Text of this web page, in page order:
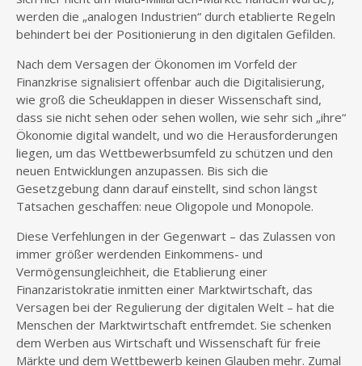
werden die „analogen Industrien“ durch etablierte Regeln
behindert bei der Positionierung in den digitalen Gefilden.
Nach dem Versagen der Ökonomen im Vorfeld der
Finanzkrise signalisiert offenbar auch die Digitalisierung,
wie groß die Scheuklappen in dieser Wissenschaft sind,
dass sie nicht sehen oder sehen wollen, wie sehr sich „ihre“
Ökonomie digital wandelt, und wo die Herausforderungen
liegen, um das Wettbewerbsumfeld zu schützen und den
neuen Entwicklungen anzupassen. Bis sich die
Gesetzgebung dann darauf einstellt, sind schon längst
Tatsachen geschaffen: neue Oligopole und Monopole.
Diese Verfehlungen in der Gegenwart – das Zulassen von
immer größer werdenden Einkommens- und
Vermögensungleichheit, die Etablierung einer
Finanzaristokratie inmitten einer Marktwirtschaft, das
Versagen bei der Regulierung der digitalen Welt – hat die
Menschen der Marktwirtschaft entfremdet. Sie schenken
dem Werben aus Wirtschaft und Wissenschaft für freie
Märkte und dem Wettbewerb keinen Glauben mehr. Zumal